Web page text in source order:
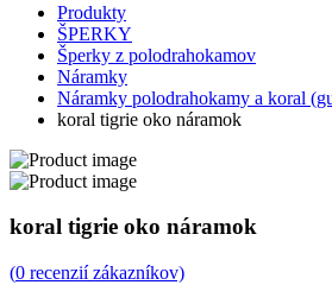
Produkty
ŠPERKY
Šperky z polodrahokamov
Náramky
Náramky polodrahokamy a koral
koral tigrie oko náramok
koral tigrie oko náramok
(0 recenzií zákazníkov)